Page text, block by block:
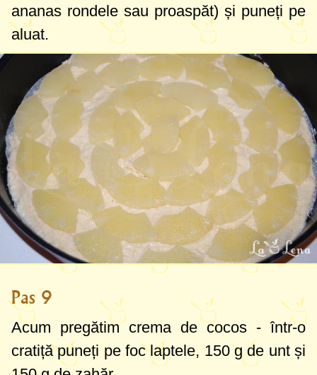
ananas rondele sau proaspăt) și puneți pe
aluat.
Pas 9
Acum pregătim crema de cocos - într-o
cratiță puneți pe foc laptele, 150 gde unt și